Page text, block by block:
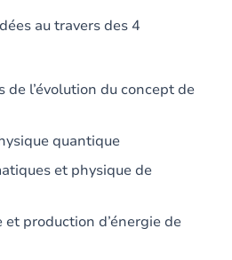
au travers des 4
de l’évolution du concept de
quantique
et physique de
production d’énergie de